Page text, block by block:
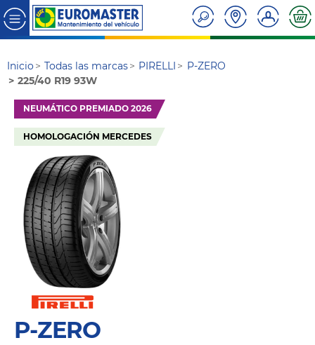
Inicio Todas las marcas PIRELLI
P-ZERO
225/40 R19 93W
NEUMÁTICO PREMIADO 2026
HOMOLOGACIÓN MERCEDES
P-ZERO